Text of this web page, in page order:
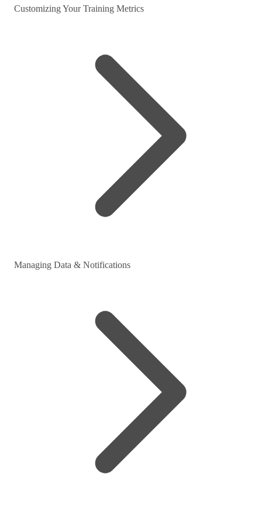
Customizing Your Training Metrics
Managing Data & Notifications